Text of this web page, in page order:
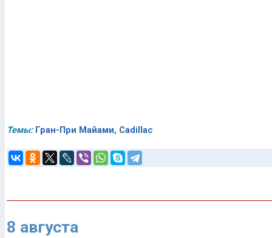
Темы: Гран-При Майами, Cadillac
8 августа